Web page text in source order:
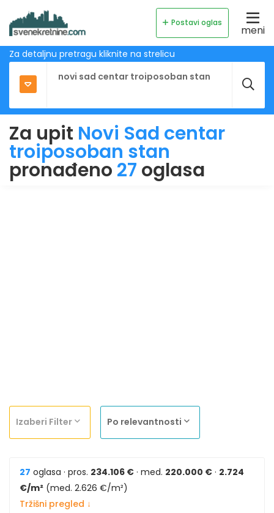
Postavi oglas
meni
Za detaljnu pretragu kliknite na strelicu
Za upit Novi Sad centar
troiposoban stan
pronađeno 27 oglasa
Izaberi Filter Po relevantnosti
27 oglasa · pros. 234.106 € · med. 220.000 € · 2.724
€/m² (med. 2.626 €/m²)
Tržišni pregled ↓